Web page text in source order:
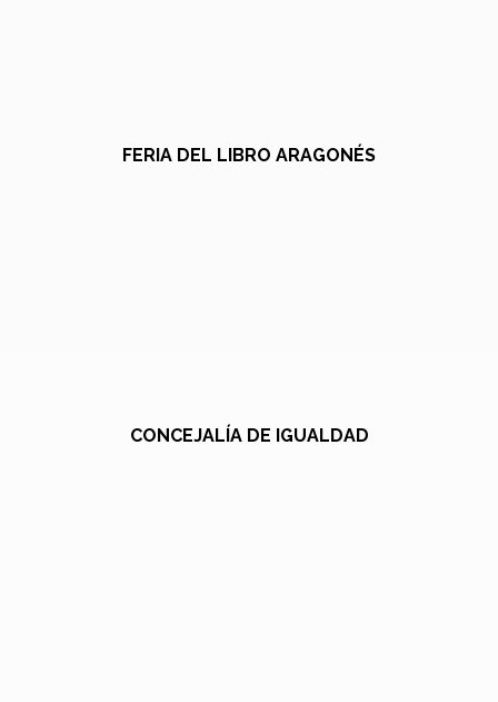
FERIA DEL LIBRO ARAGONÉS
CONCEJALÍA DE IGUALDAD